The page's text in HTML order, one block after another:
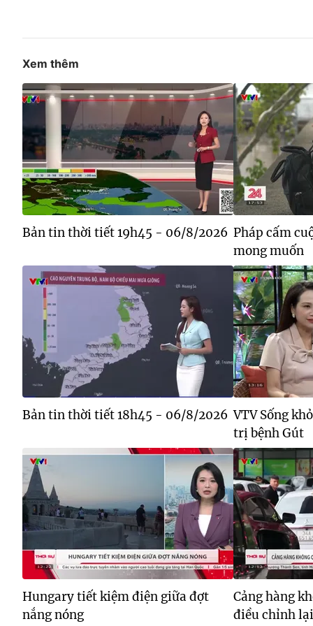
Xem thêm
Bản tin thời tiết 19h45 - 06/8/2026 Pháp cấm
mong muốn
Bản tin thời tiết 18h45 - 06/8/2026 VTV Sống
trị bệnh Gút
Hungary tiết kiệm điện giữa đợt
nắng nóng
Cảng hàng
điều chỉnh